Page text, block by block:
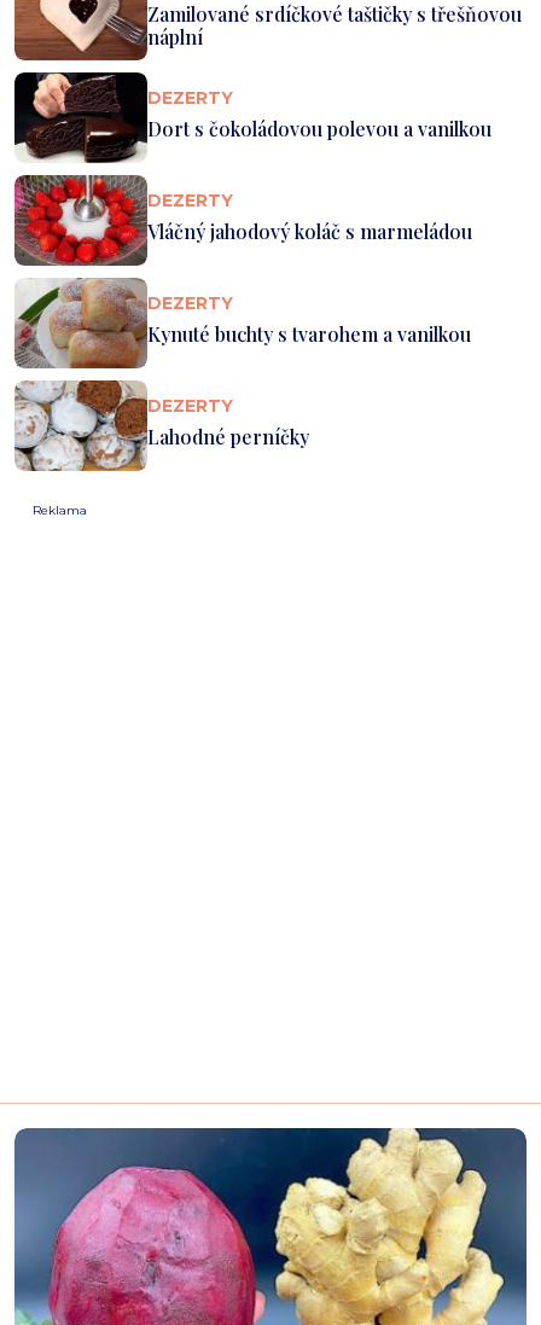
Zamilované srdíčkové taštičky s třešňovou
náplní
DEZERTY
Dort s čokoládovou polevou a vanilkou
DEZERTY
Vláčný jahodový koláč s marmeládou
DEZERTY
Kynuté buchty s tvarohem a vanilkou
DEZERTY
Lahodné perníčky
Reklama